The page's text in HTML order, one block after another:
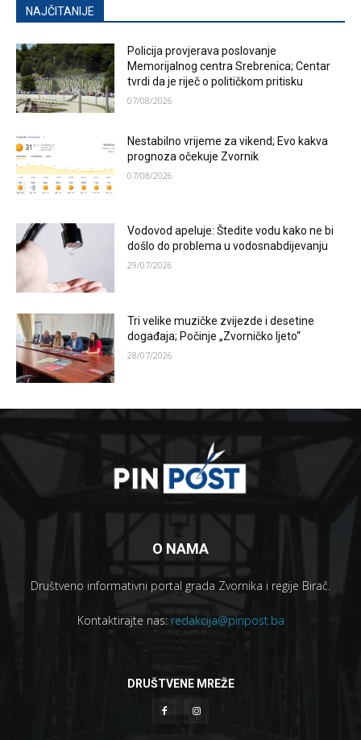
NAJČITANIJE
Policija provjerava poslovanje
Memorijalnog centra Srebrenica; Centar
tvrdi da je riječ o političkom pritisku
07/08/2026
Nestabilno vrijeme za vikend; Evo kakva
prognoza očekuje Zvornik
07/08/2026
Vodovod apeluje: Štedite vodu kako ne bi
došlo do problema u vodosnabdijevanju
29/07/2026
Tri velike muzičke zvijezde i desetine
događaja; Počinje „Zvorničko ljeto“
28/07/2026
O NAMA
Društveno informativni portal grada Zvornika i regije Birač.
Kontaktirajte nas: redakcija@pinpost.ba
DRUŠTVENE MREŽE